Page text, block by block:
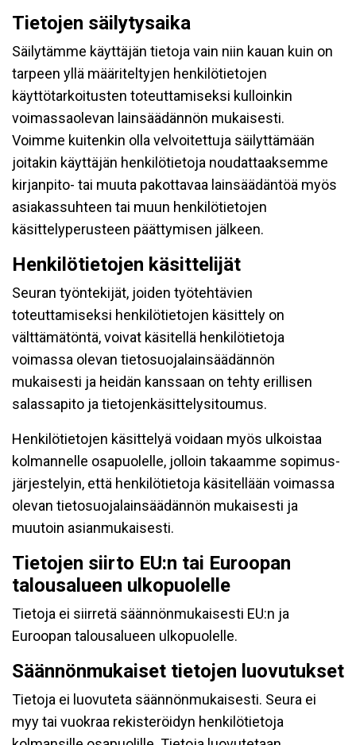
Tietojen säilytysaika
Säilytämme käyttäjän tietoja vain niin kauan kuin on
tarpeen yllä määriteltyjen henkilötietojen
käyttötarkoitusten toteuttamiseksi kulloinkin
voimassaolevan lainsäädännön mukaisesti.
Voimme kuitenkin olla velvoitettuja säilyttämään
joitakin käyttäjän henkilötietoja noudattaaksemme
kirjanpito- tai muuta pakottavaa lainsäädäntöä myös
asiakassuhteen tai muun henkilötietojen
käsittelyperusteen päättymisen jälkeen.
Henkilötietojen käsittelijät
Seuran työntekijät, joiden työtehtävien
toteuttamiseksi henkilötietojen käsittely on
välttämätöntä, voivat käsitellä henkilötietoja
voimassa olevan tietosuojalainsäädännön
mukaisesti ja heidän kanssaan on tehty erillisen
salassapito ja tietojenkäsittelysitoumus.
Henkilötietojen käsittelyä voidaan myös ulkoistaa
kolmannelle osapuolelle, jolloin takaamme sopimus-
järjestelyin, että henkilötietoja käsitellään voimassa
olevan tietosuojalainsäädännön mukaisesti ja
muutoin asianmukaisesti.
Tietojen siirto EU:n tai Euroopan
talousalueen ulkopuolelle
Tietoja ei siirretä säännönmukaisesti EU:n ja
Euroopan talousalueen ulkopuolelle.
Säännönmukaiset tietojen luovutukset
Tietoja ei luovuteta säännönmukaisesti. Seura ei
myy tai vuokraa rekisteröidyn henkilötietoja